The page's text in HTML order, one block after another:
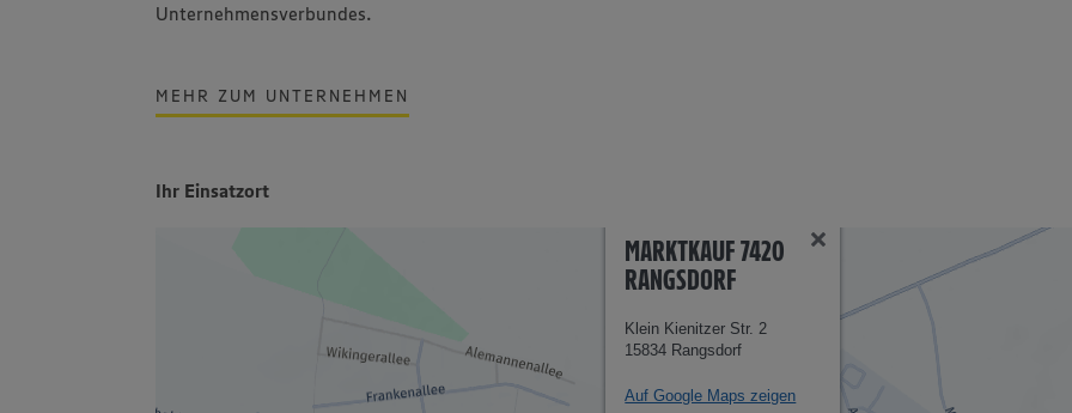
Unternehmensverbundes.
MEHR ZUM UNTERNEHMEN
Ihr Einsatzort
MARKTKAUF 7420
RANGSDORF
Klein Kienitzer Str. 2
15834 Rangsdorf
Auf Google Maps zeigen